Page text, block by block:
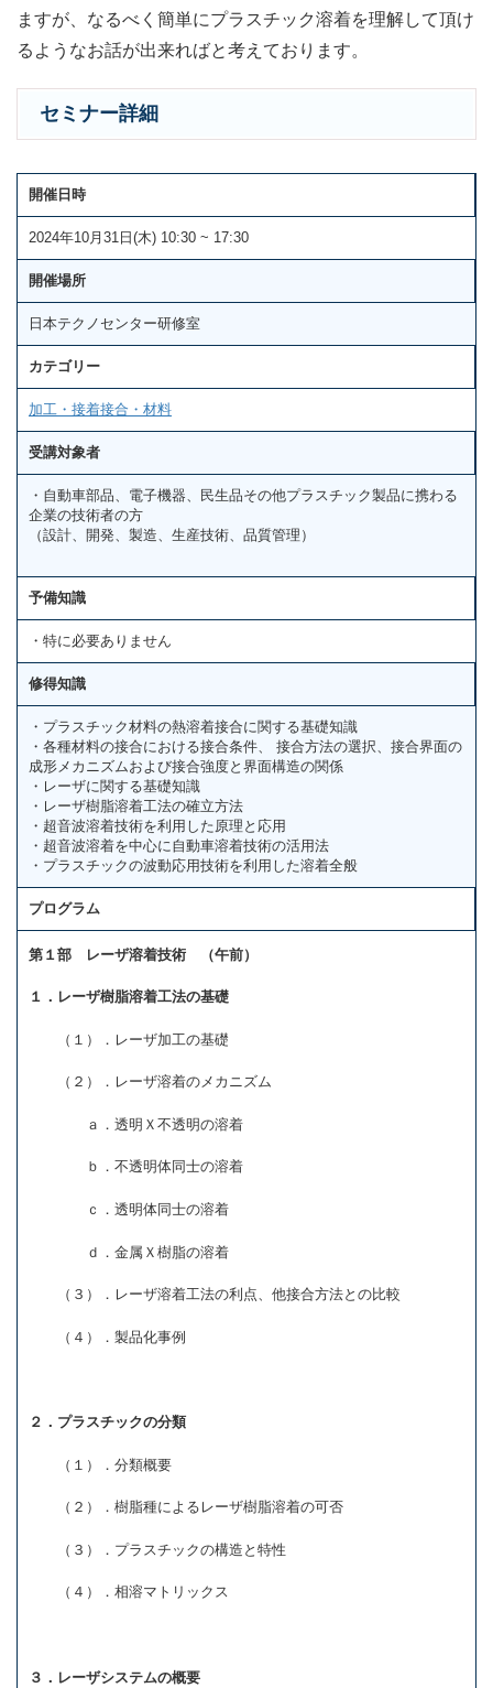
ますが、なるべく簡単にプラスチック溶着を理解して頂け
るようなお話が出来ればと考えております。
セミナー詳細
開催日時
2024年10月31日(木) 10:30 ~ 17:30
開催場所
日本テクノセンター研修室
カテゴリー
加工・接着接合・材料
受講対象者
・自動車部品、電子機器、民生品その他プラスチック製品に携わる
企業の技術者の方
（設計、開発、製造、生産技術、品質管理）
予備知識
・特に必要ありません
修得知識
・プラスチック材料の熱溶着接合に関する基礎知識
・各種材料の接合における接合条件、 接合方法の選択、接合界面の
成形メカニズムおよび接合強度と界面構造の関係
・レーザに関する基礎知識
・レーザ樹脂溶着工法の確立方法
・超音波溶着技術を利用した原理と応用
・超音波溶着を中心に自動車溶着技術の活用法
・プラスチックの波動応用技術を利用した溶着全般
プログラム
第１部 レーザ溶着技術 （午前）
１．レーザ樹脂溶着工法の基礎
（１）．レーザ加工の基礎
（２）．レーザ溶着のメカニズム
ａ．透明Ｘ不透明の溶着
ｂ．不透明体同士の溶着
ｃ．透明体同士の溶着
ｄ．金属Ｘ樹脂の溶着
（３）．レーザ溶着工法の利点、他接合方法との比較
（４）．製品化事例
２．プラスチックの分類
（１）．分類概要
（２）．樹脂種によるレーザ樹脂溶着の可否
（３）．プラスチックの構造と特性
（４）．相溶マトリックス
３．レーザシステムの概要